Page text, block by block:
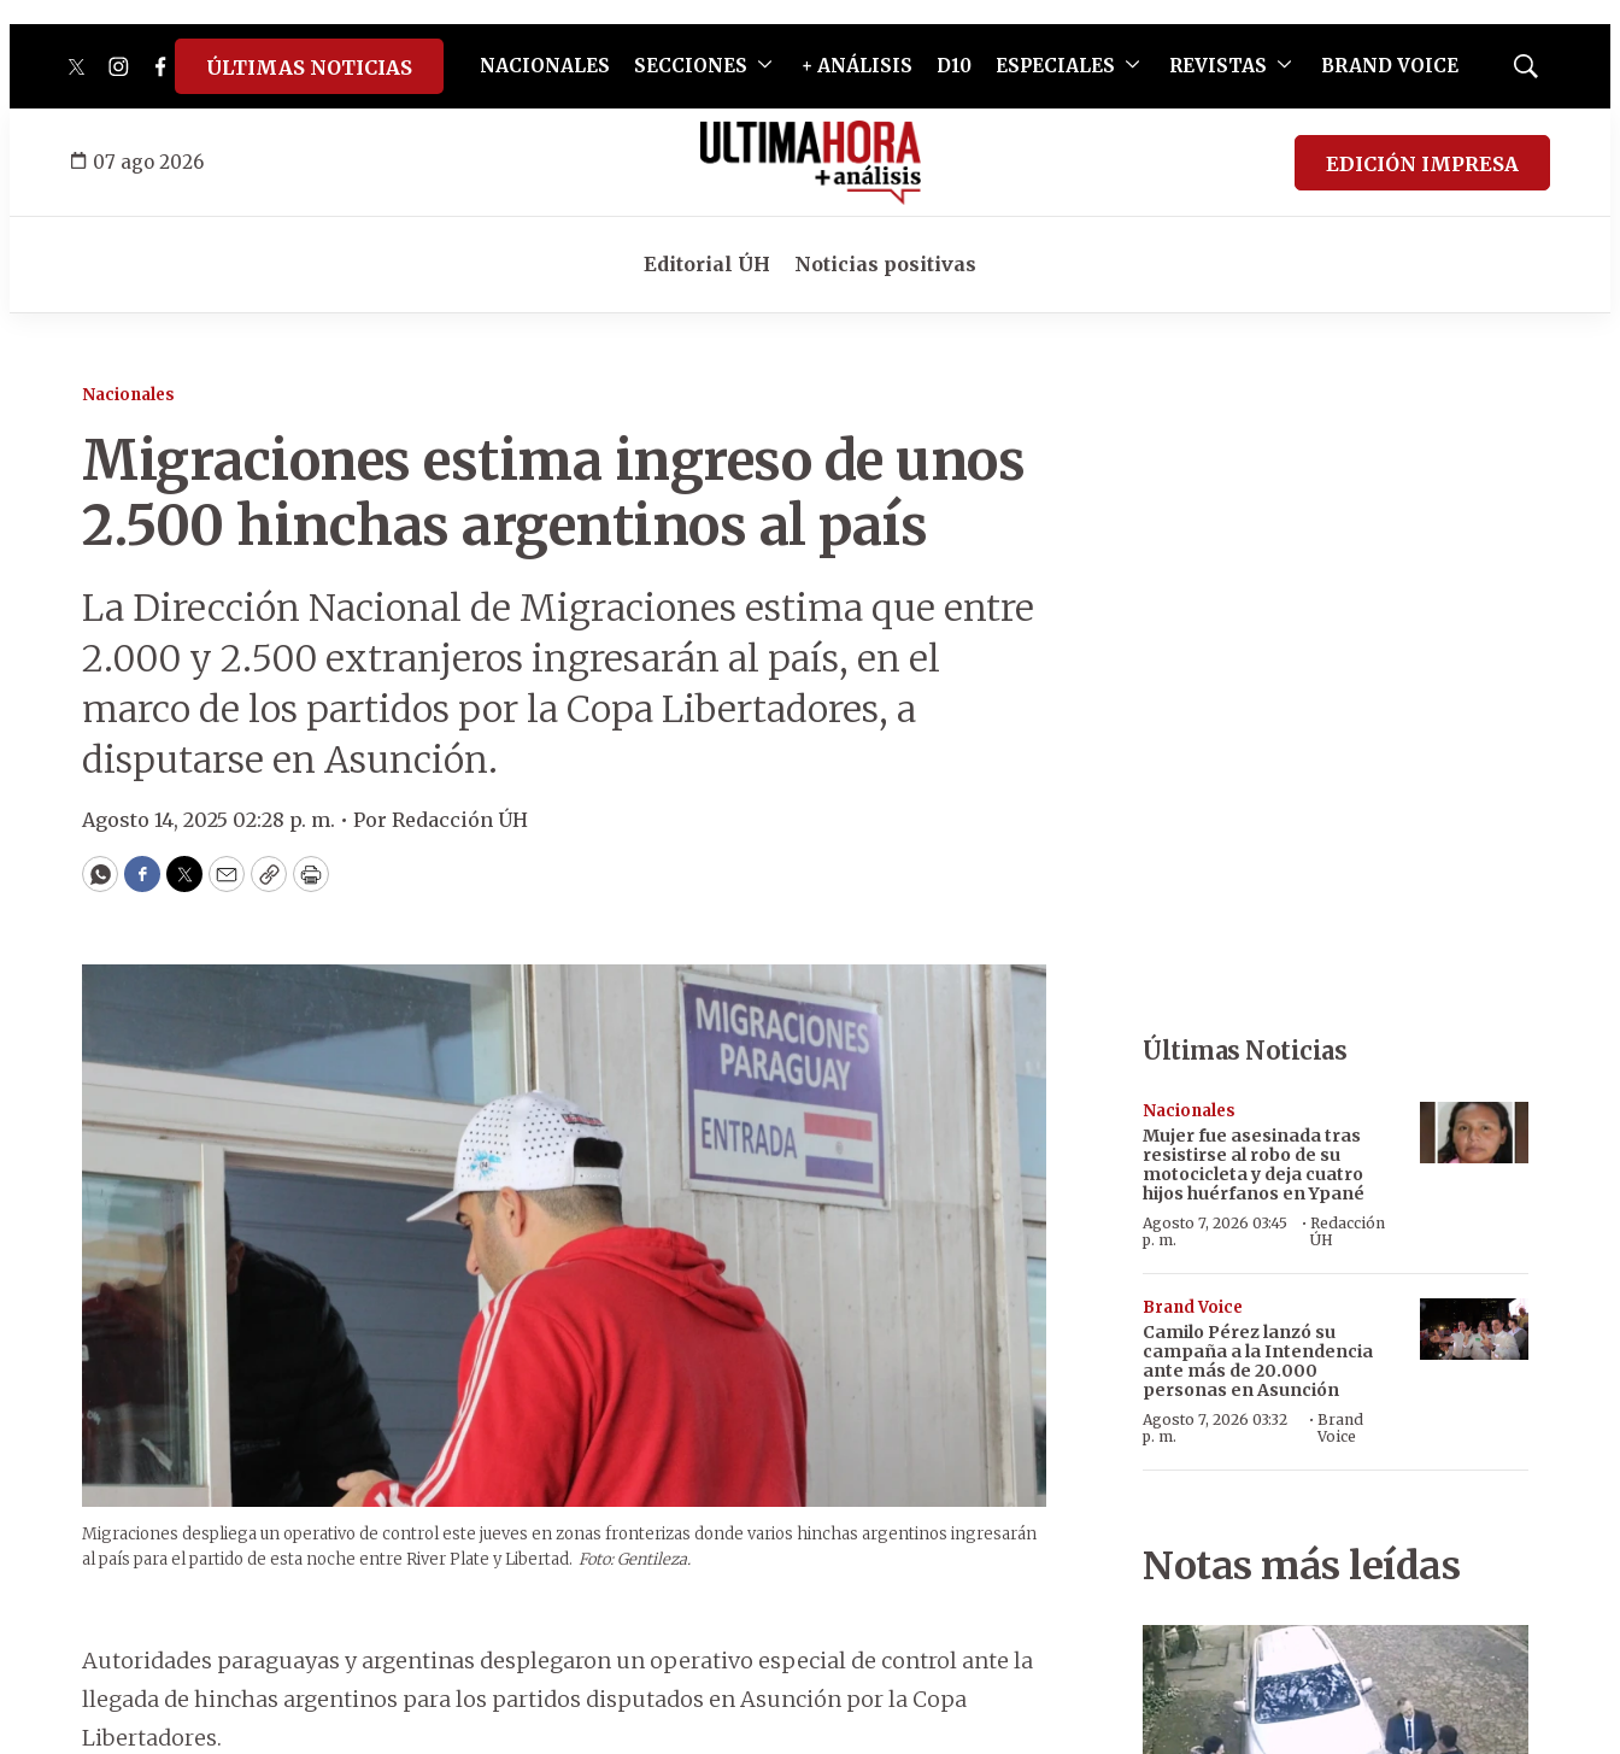
twitterinstagram
facebook
tiktokyoutube
spotify
ÚLTIMAS NOTICIAS NACIONALES SECCIONES + ANÁLISIS D10 ESPECIALES REVISTAS BRAND VOICE
Mostrar
07 ago 2026 EDICIÓN IMPRESA
Editorial ÚH Noticias positivas
Nacionales
Migraciones estima ingreso de unos
2.500 hinchas argentinos al país
La Dirección Nacional de Migraciones estima que entre
2.000 y 2.500 extranjeros ingresarán al país, en el
marco de los partidos por la Copa Libertadores, a
disputarse en Asunción.
Agosto 14, 2025 02:28 p. m. • Por Redacción ÚH
WhatsApp
Facebook
Twitter
EmailCopyPrint
Migraciones despliega un operativo de control este jueves en zonas fronterizas donde varios hinchas argentinos ingresarán
al país para el partido de esta noche entre River Plate y Libertad. Foto: Gentileza.
Autoridades paraguayas y argentinas desplegaron un operativo especial de control ante la
llegada de hinchas argentinos para los partidos disputados en Asunción por la Copa
Libertadores.
Últimas Noticias
Nacionales
Mujer fue asesinada tras
resistirse al robo de su
motocicleta y deja cuatro
hijos huérfanos en Ypané
Agosto 7, 2026 03:45
p. m.
· Redacción
ÚH
Brand Voice
Camilo Pérez lanzó su
campaña a la Intendencia
ante más de 20.000
personas en Asunción
Agosto 7, 2026 03:32
p. m.
· Brand
Voice
Notas más leídas